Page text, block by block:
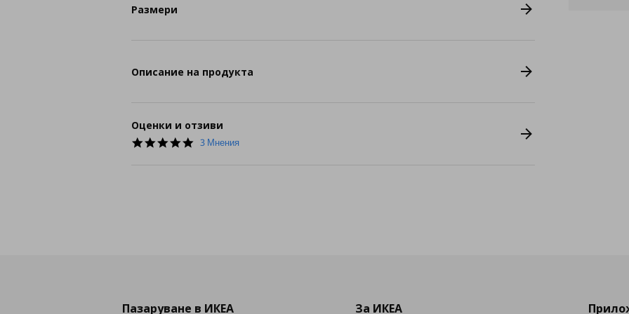
Размери
Описание на продукта
Оценки и отзиви
5.0
3 Мнения
Пазаруване в ИКЕА За ИКЕА